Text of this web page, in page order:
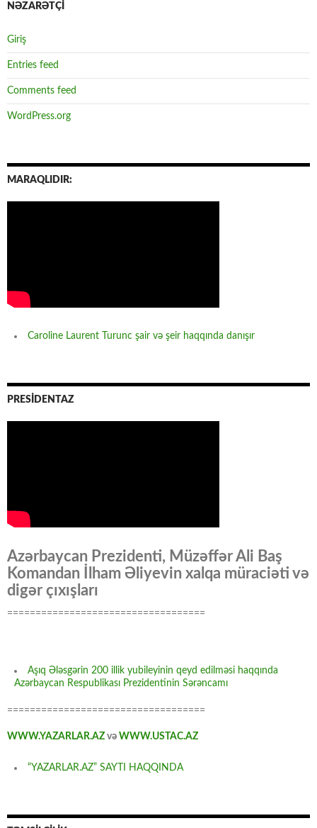
NƏZARƏTÇİ
Giriş
Entries feed
Comments feed
WordPress.org
MARAQLIDIR:
Caroline Laurent Turunc şair və şeir haqqında danışır
PRESİDENTAZ
Azərbaycan Prezidenti, Müzəffər Ali Baş
Komandan İlham Əliyevin xalqa müraciəti və
digər çıxışları
===================================
Aşıq Ələsgərin 200 illik yubileyinin qeyd edilməsi haqqında
Azərbaycan Respublikası Prezidentinin Sərəncamı
===================================
WWW.YAZARLAR.AZ və WWW.USTAC.AZ
“YAZARLAR.AZ” SAYTI HAQQINDA